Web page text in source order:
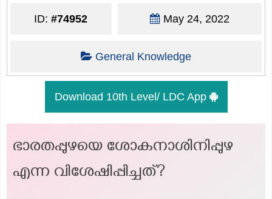
ID:#74952 May 24, 2022
General Knowledge
Download 10th Level/ LDC App
ഭാരതപ്പുഴയെ ശോകനാശിനിപ്പുഴ
എന്ന വിശേഷിപ്പിച്ചത്?